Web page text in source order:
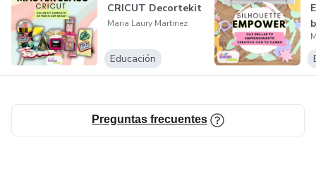
CRICUT Decortekit
Maria Laury Martinez
Educación
Preguntas frecuentes